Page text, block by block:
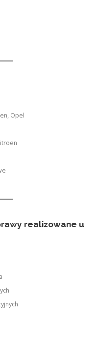
Opel
realizowane u